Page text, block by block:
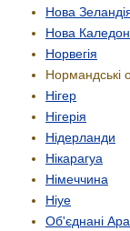
Нова
Нова
Норвегія
Нормандські
Нігер
Нігерія
Нідерланди
Нікарагуа
Німеччина
Ніуе
Об'єднані